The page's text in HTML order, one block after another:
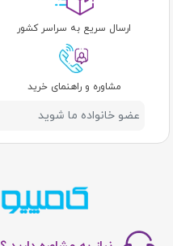
ارسال سریع به سراسر کشور
مشاوره و راهنمای خرید